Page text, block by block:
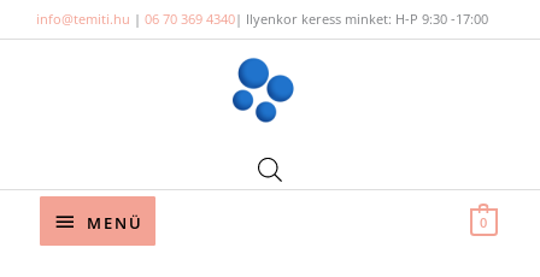
to
info@temiti.hu | 06 70 369 4340| Ilyenkor keress minket: H-P 9:30 -17:00
Below
MENÜ 0